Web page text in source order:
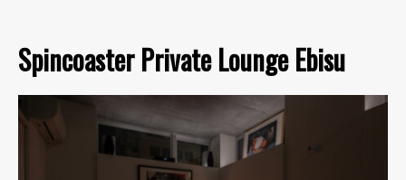
Spincoaster Private Lounge Ebisu